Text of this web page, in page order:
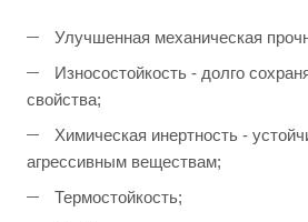
Улучшенная механическая
Износостойкость - долго
свойства;
Химическая инертность -
агрессивным веществам;
Термостойкость;